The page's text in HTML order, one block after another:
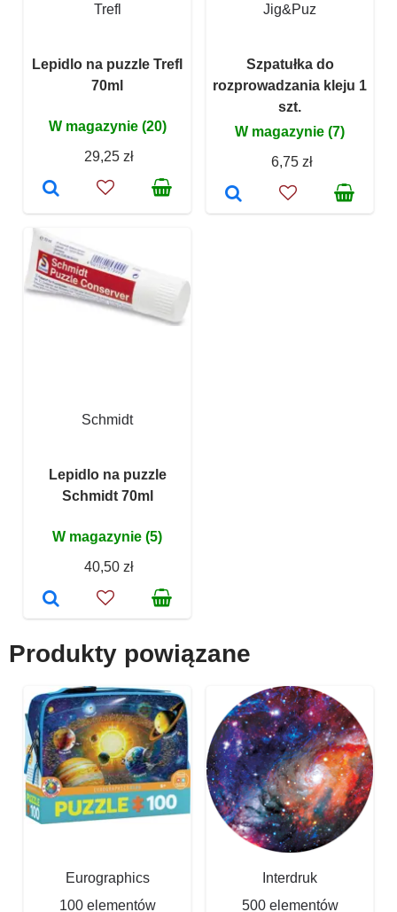
Trefl
Lepidlo na puzzle Trefl
70ml
W magazynie (20)
29,25 zł
Jig&Puz
Szpatułka do
rozprowadzania kleju 1
szt.
W magazynie (7)
6,75 zł
Schmidt
Lepidlo na puzzle
Schmidt 70ml
W magazynie (5)
40,50 zł
Produkty powiązane
Eurographics
100 elementów
Interdruk
500 elementów